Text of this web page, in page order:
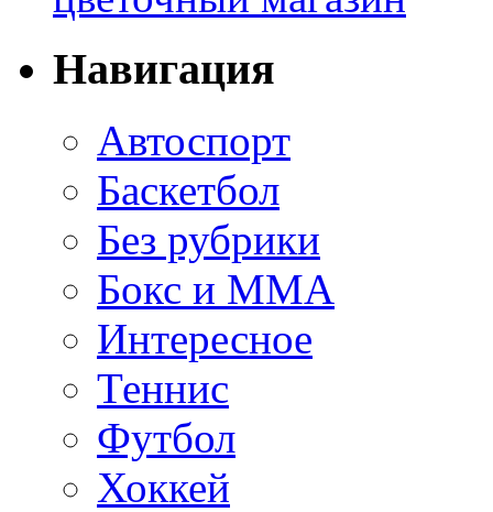
Навигация
Автоспорт
Баскетбол
Без рубрики
Бокс и ММА
Интересное
Теннис
Футбол
Хоккей